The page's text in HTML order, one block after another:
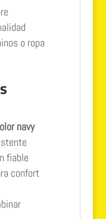
o ropa
navy
fiable
confort